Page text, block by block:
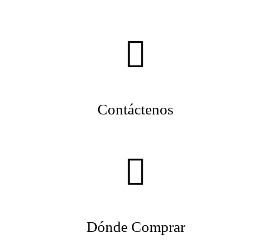
Contáctenos
Dónde Comprar